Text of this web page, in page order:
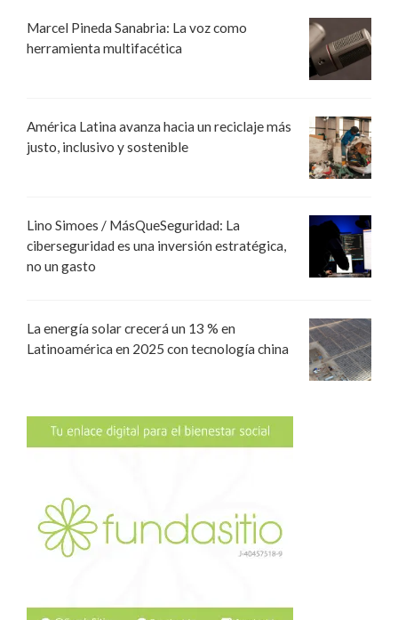
Marcel Pineda Sanabria: La voz como
herramienta multifacética
América Latina avanza hacia un reciclaje más
justo, inclusivo y sostenible
Lino Simoes / MásQueSeguridad: La
ciberseguridad es una inversión estratégica,
no un gasto
La energía solar crecerá un 13 % en
Latinoamérica en 2025 con tecnología china